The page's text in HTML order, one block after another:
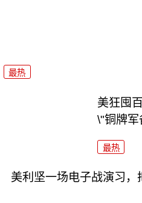
最热
美狂囤
\"铜牌军
最热
美利坚一场电子战演习，